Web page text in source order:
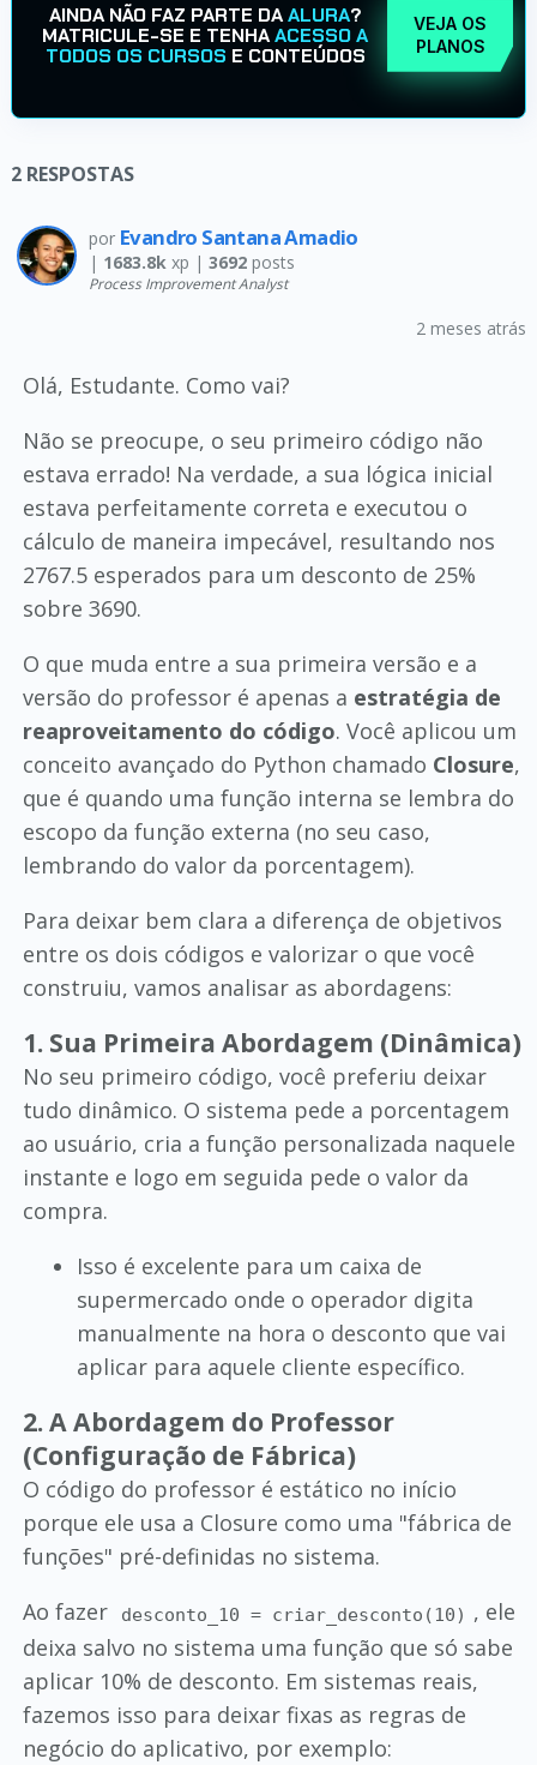
AINDA NÃO FAZ PARTE DAALURA?
MATRICULE-SE E TENHAACESSO A
TODOS OS CURSOS E CONTEÚDOS
VEJA OS
PLANOS
2 RESPOSTAS
por Evandro Santana Amadio
| 1683.8kxp | 3692posts
Process Improvement Analyst
2 meses atrás
Olá, Estudante. Como vai?
Não se preocupe, o seu primeiro código não
estava errado! Na verdade, a sua lógica inicial
estava perfeitamente correta e executou o
cálculo de maneira impecável, resultando nos
2767.5 esperados para um desconto de 25%
sobre 3690.
O que muda entre a sua primeira versão e a
versão do professor é apenas a estratégia de
reaproveitamento do código. Você aplicou um
conceito avançado do Python chamado Closure,
que é quando uma função interna se lembra do
escopo da função externa (no seu caso,
lembrando do valor da porcentagem).
Para deixar bem clara a diferença de objetivos
entre os dois códigos e valorizar o que você
construiu, vamos analisar as abordagens:
1. Sua Primeira Abordagem (Dinâmica)
No seu primeiro código, você preferiu deixar
tudo dinâmico. O sistema pede a porcentagem
ao usuário, cria a função personalizada naquele
instante e logo em seguida pede o valor da
compra.
Isso é excelente para um caixa de
supermercado onde o operador digita
manualmente na hora o desconto que vai
aplicar para aquele cliente específico.
2. A Abordagem do Professor
(Configuração de Fábrica)
O código do professor é estático no início
porque ele usa a Closure como uma "fábrica de
funções" pré-definidas no sistema.
Ao fazer
desconto_10 = criar_desconto(10) , ele
deixa salvo no sistema uma função que só sabe
aplicar 10% de desconto. Em sistemas reais,
fazemos isso para deixar fixas as regras de
negócio do aplicativo, por exemplo: